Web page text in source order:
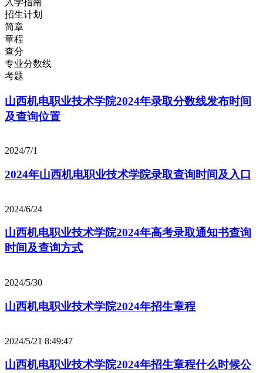
招生计划
简章
章程
查分
专业分数线
考题
山西机电职业技术学院2024年录取分数线发布时间
及查询位置
2024/7/1
2024年山西机电职业技术学院录取查询时间及入口
2024/6/24
山西机电职业技术学院2024年高考录取通知书查询
时间及查询方式
2024/5/30
山西机电职业技术学院2024年招生章程
2024/5/21 8:49:47
山西机电职业技术学院2024年招生章程什么时候公